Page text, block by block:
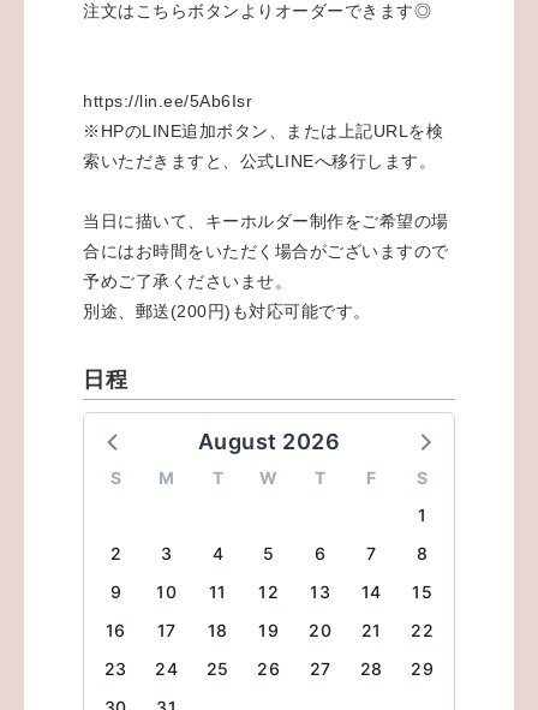
注文はこちらボタンよりオーダーできます◎
https://lin.ee/5Ab6Isr
※HPのLINE追加ボタン、または上記URLを検
索いただきますと、公式LINEへ移行します。
当日に描いて、キーホルダー制作をご希望の場
合にはお時間をいただく場合がございますので
予めご了承くださいませ。
別途、郵送(200円)も対応可能です。
日程
August 2026
S M T W T F
S
1
2
3 4 5 6 7
8
9
10 11 12 13 14
15
16
17 18 19 20 21
22
23
24 25 26 27 28
29